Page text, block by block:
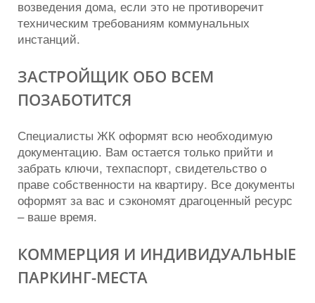
возведения дома, если это не противоречит
техническим требованиям коммунальных
инстанций.
ЗАСТРОЙЩИК ОБО ВСЕМ
ПОЗАБОТИТСЯ
Специалисты ЖК оформят всю необходимую
документацию. Вам остается только прийти и
забрать ключи, техпаспорт, свидетельство о
праве собственности на квартиру. Все документы
оформят за вас и сэкономят драгоценный ресурс
– ваше время.
КОММЕРЦИЯ И ИНДИВИДУАЛЬНЫЕ
ПАРКИНГ-МЕСТА